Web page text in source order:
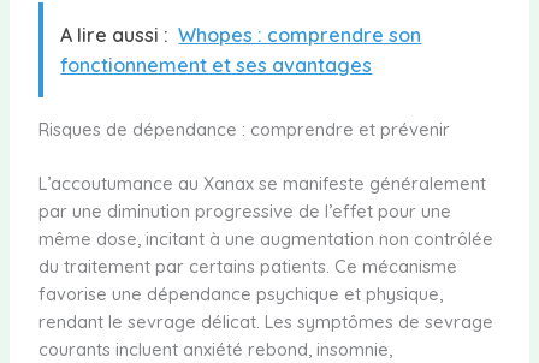
A lire aussi : Whopes : comprendre son
fonctionnement et ses avantages
Risques de dépendance : comprendre et prévenir
L’accoutumance au Xanax se manifeste généralement
par une diminution progressive de l’effet pour une
même dose, incitant à une augmentation non contrôlée
du traitement par certains patients. Ce mécanisme
favorise une dépendance psychique et physique,
rendant le sevrage délicat. Les symptômes de sevrage
courants incluent anxiété rebond, insomnie,